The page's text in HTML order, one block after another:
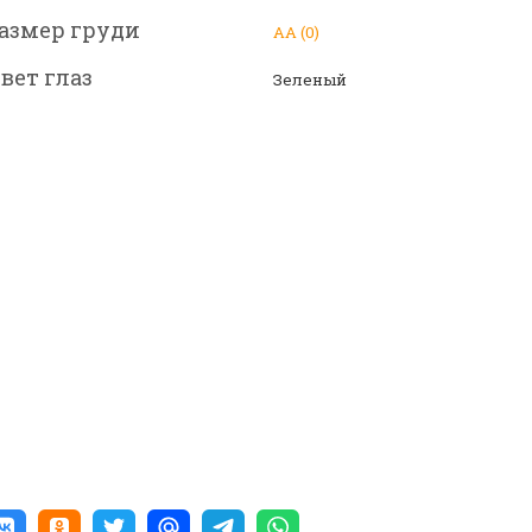
груди АА (0)
глаз Зеленый